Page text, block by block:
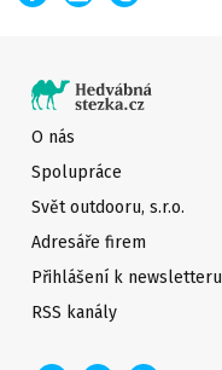
O nás
Spolupráce
Svět outdooru, s.r.o.
Adresáře firem
Přihlášení k newsletteru
RSS kanály